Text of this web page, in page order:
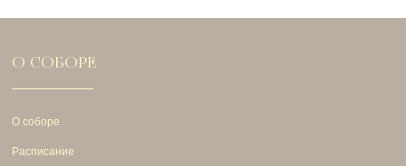
О СОБОРЕ
О соборе
Расписание